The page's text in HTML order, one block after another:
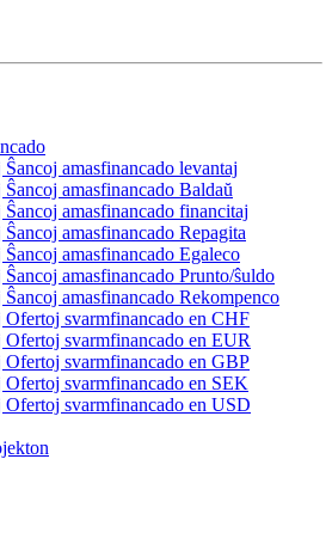
amasfinancado levantaj
amasfinancado Baldaŭ
amasfinancado financitaj
amasfinancado Repagita
amasfinancado Egaleco
amasfinancado Prunto/ŝuldo
amasfinancado Rekompenco
svarmfinancado en CHF
svarmfinancado en EUR
svarmfinancado en GBP
svarmfinancado en SEK
svarmfinancado en USD